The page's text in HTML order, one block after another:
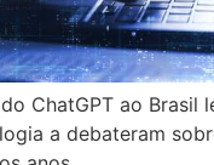
ChatGPT ao Brasil
a debateram